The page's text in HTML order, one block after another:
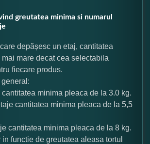
greutatea minima si numarul
depășesc un etaj, cantitatea
mare decat cea selectabila
fiecare produs.
minima pleaca de la 3.0 kg.
cantitatea minima pleaca de la 5,5
cantitatea minima pleaca de la 8 kg.
functie de greutatea aleasa tortul